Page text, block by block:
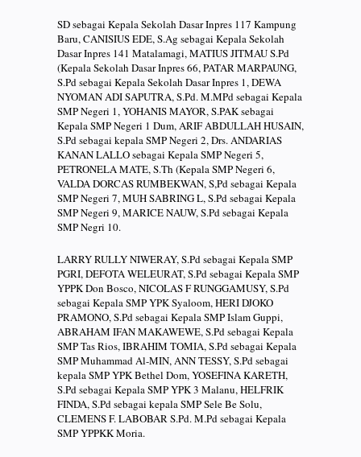
SD sebagai Kepala Sekolah Dasar Inpres 117 Kampung
Baru, CANISIUS EDE, S.Ag sebagai Kepala Sekolah
Dasar Inpres 141 Matalamagi, MATIUS JITMAU S.Pd
(Kepala Sekolah Dasar Inpres 66, PATAR MARPAUNG,
S.Pd sebagai Kepala Sekolah Dasar Inpres 1, DEWA
NYOMAN ADI SAPUTRA, S.Pd. M.MPd sebagai Kepala
SMP Negeri 1, YOHANIS MAYOR, S.PAK sebagai
Kepala SMP Negeri 1 Dum, ARIF ABDULLAH HUSAIN,
S.Pd sebagai kepala SMP Negeri 2, Drs. ANDARIAS
KANAN LALLO sebagai Kepala SMP Negeri 5,
PETRONELA MATE, S.Th (Kepala SMP Negeri 6,
VALDA DORCAS RUMBEKWAN, S,Pd sebagai Kepala
SMP Negeri 7, MUH SABRING L, S.Pd sebagai Kepala
SMP Negeri 9, MARICE NAUW, S.Pd sebagai Kepala
SMP Negri 10.
LARRY RULLY NIWERAY, S.Pd sebagai Kepala SMP
PGRI, DEFOTA WELEURAT, S.Pd sebagai Kepala SMP
YPPK Don Bosco, NICOLAS F RUNGGAMUSY, S.Pd
sebagai Kepala SMP YPK Syaloom, HERI DJOKO
PRAMONO, S.Pd sebagai Kepala SMP Islam Guppi,
ABRAHAM IFAN MAKAWEWE, S.Pd sebagai Kepala
SMP Tas Rios, IBRAHIM TOMIA, S.Pd sebagai Kepala
SMP Muhammad Al-MIN, ANN TESSY, S.Pd sebagai
kepala SMP YPK Bethel Dom, YOSEFINA KARETH,
S.Pd sebagai Kepala SMP YPK 3 Malanu, HELFRIK
FINDA, S.Pd sebagai kepala SMP Sele Be Solu,
CLEMENS F. LABOBAR S.Pd. M.Pd sebagai Kepala
SMP YPPKK Moria.